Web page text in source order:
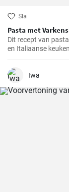
Sla
Pasta met
Dit recept van
en Italiaanse
Iwa